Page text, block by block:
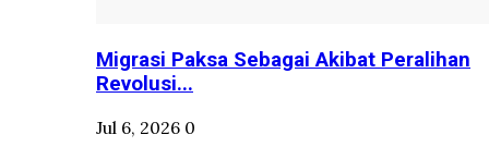
Migrasi Paksa Sebagai Akibat Peralihan
Revolusi...
Jul 6, 2026 0